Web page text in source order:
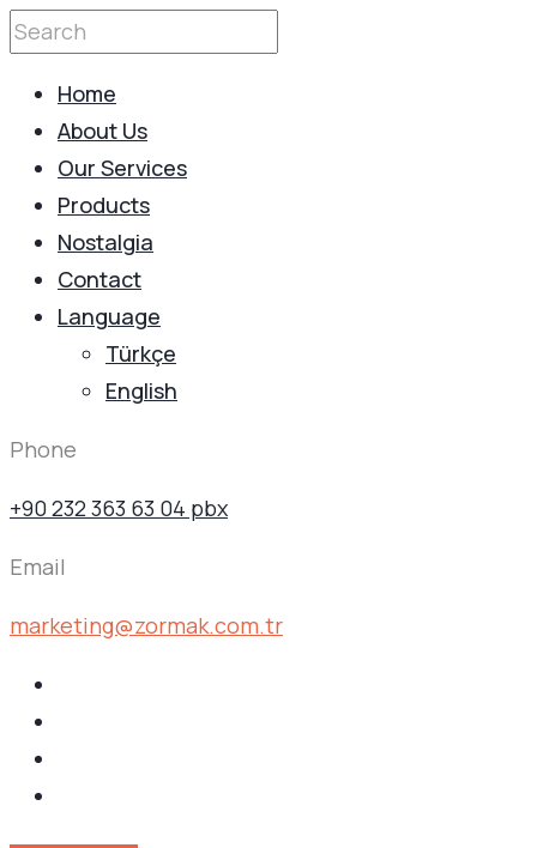
Home
About Us
Our Services
Products
Nostalgia
Contact
Language
Türkçe
English
Phone
+90 232 363 63 04 pbx
Email
marketing@zormak.com.tr